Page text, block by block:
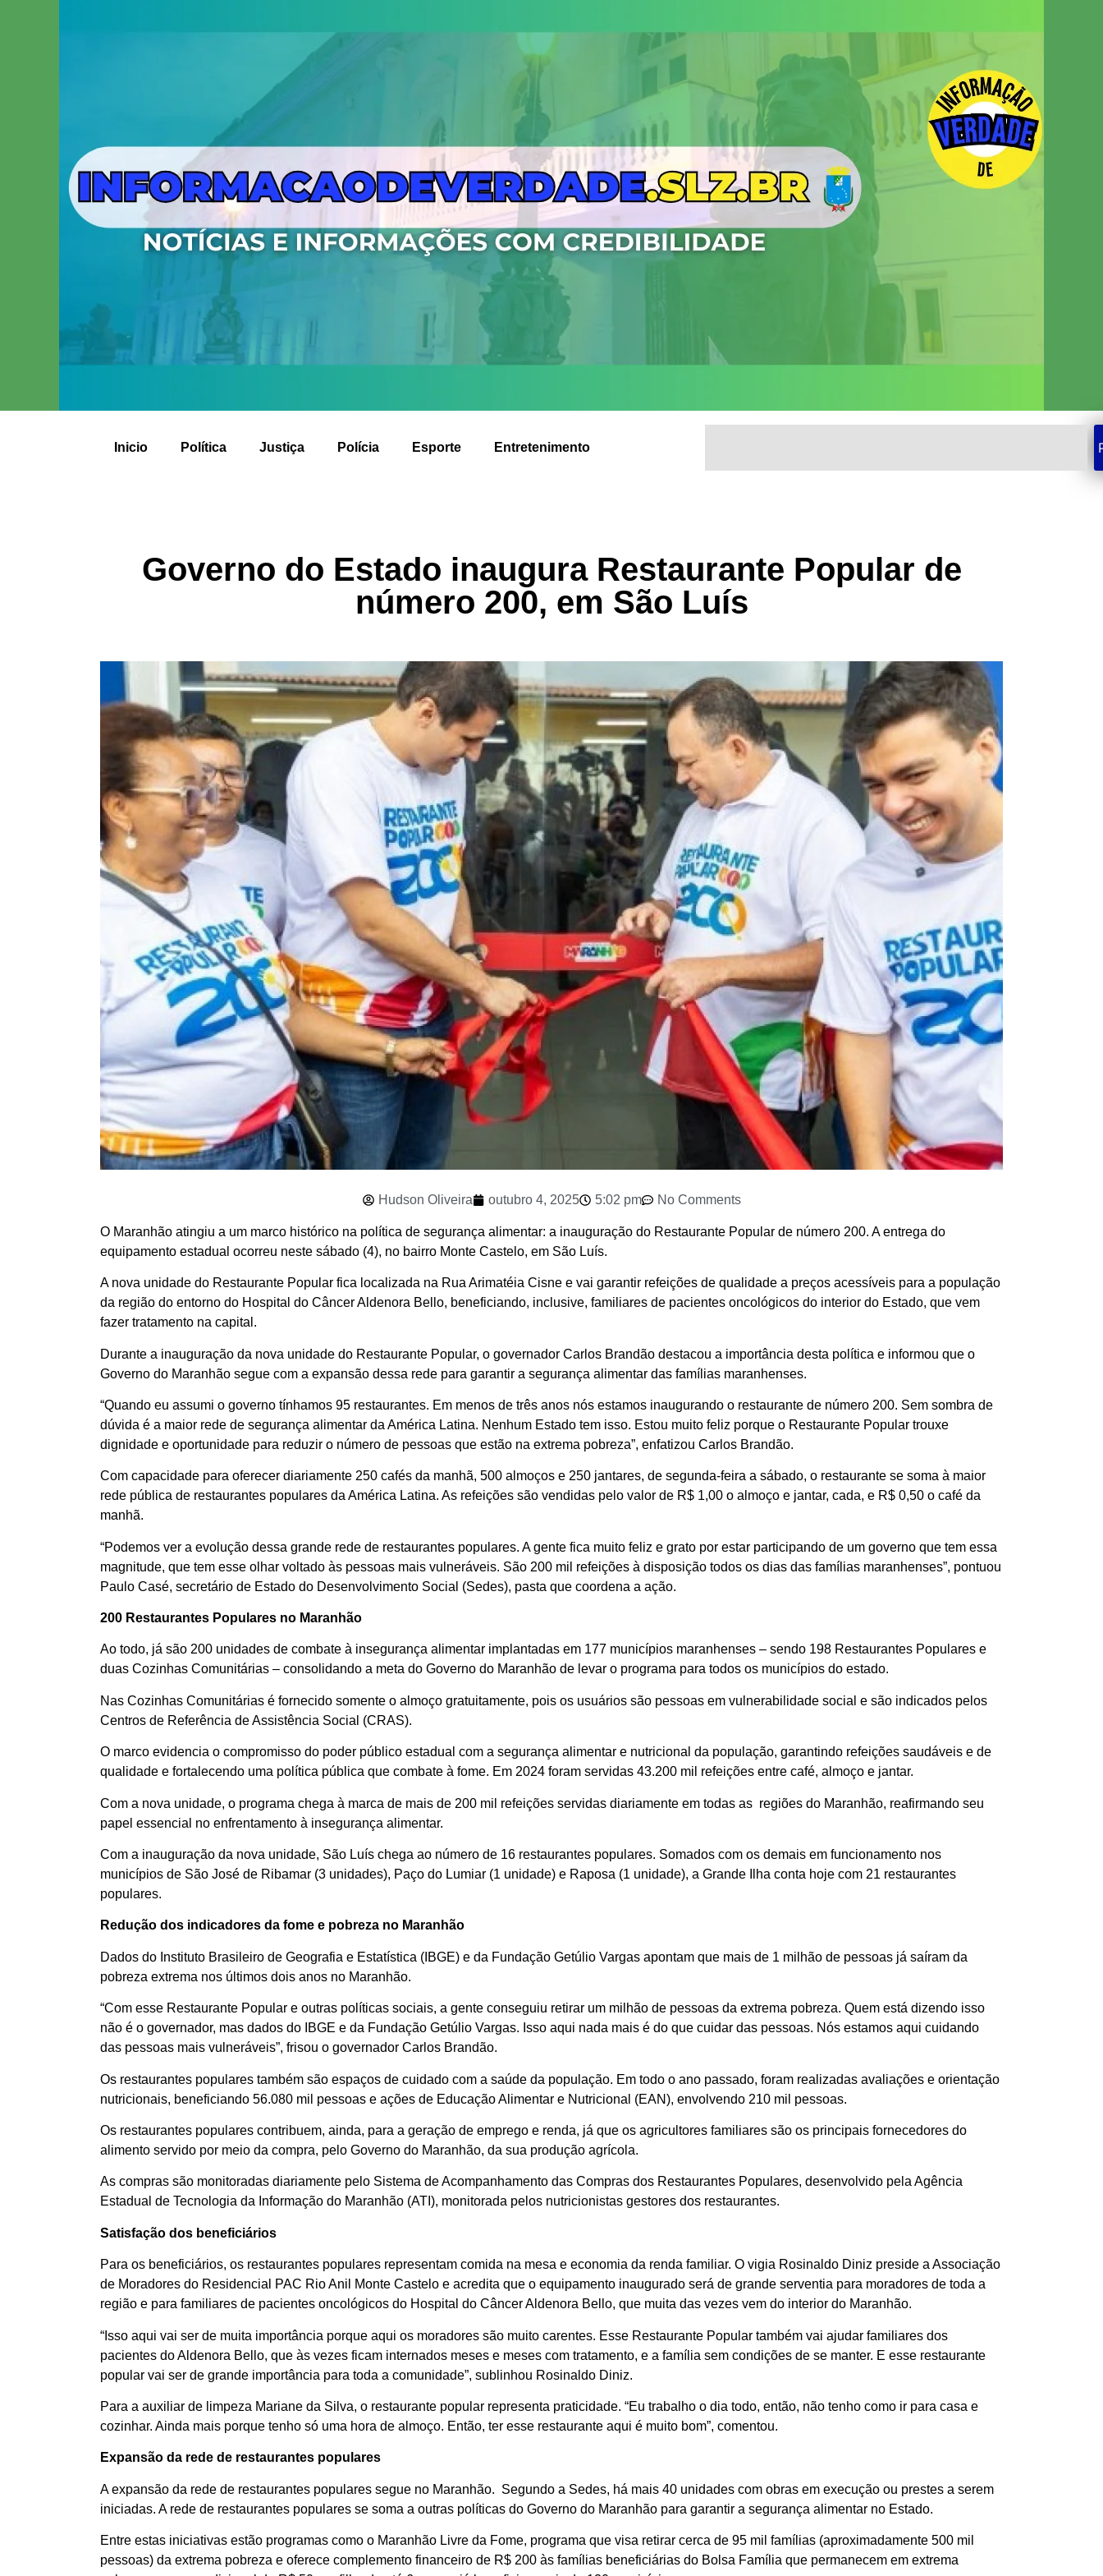
Inicio Política Justiça Polícia Esporte Entretenimento
Governo do Estado inaugura Restaurante Popular de
número 200, em São Luís
Hudson Oliveira outubro 4, 2025 5:02 pm No Comments
O Maranhão atingiu a um marco histórico na política de segurança alimentar: a inauguração do Restaurante Popular de número 200. A entrega do
equipamento estadual ocorreu neste sábado (4), no bairro Monte Castelo, em São Luís.
A nova unidade do Restaurante Popular fica localizada na Rua Arimatéia Cisne e vai garantir refeições de qualidade a preços acessíveis para a população
da região do entorno do Hospital do Câncer Aldenora Bello, beneficiando, inclusive, familiares de pacientes oncológicos do interior do Estado, que vem
fazer tratamento na capital.
Durante a inauguração da nova unidade do Restaurante Popular, o governador Carlos Brandão destacou a importância desta política e informou que o
Governo do Maranhão segue com a expansão dessa rede para garantir a segurança alimentar das famílias maranhenses.
“Quando eu assumi o governo tínhamos 95 restaurantes. Em menos de três anos nós estamos inaugurando o restaurante de número 200. Sem sombra de
dúvida é a maior rede de segurança alimentar da América Latina. Nenhum Estado tem isso. Estou muito feliz porque o Restaurante Popular trouxe
dignidade e oportunidade para reduzir o número de pessoas que estão na extrema pobreza”, enfatizou Carlos Brandão.
Com capacidade para oferecer diariamente 250 cafés da manhã, 500 almoços e 250 jantares, de segunda-feira a sábado, o restaurante se soma à maior
rede pública de restaurantes populares da América Latina. As refeições são vendidas pelo valor de R$ 1,00 o almoço e jantar, cada, e R$ 0,50 o café da
manhã.
“Podemos ver a evolução dessa grande rede de restaurantes populares. A gente fica muito feliz e grato por estar participando de um governo que tem essa
magnitude, que tem esse olhar voltado às pessoas mais vulneráveis. São 200 mil refeições à disposição todos os dias das famílias maranhenses”, pontuou
Paulo Casé, secretário de Estado do Desenvolvimento Social (Sedes), pasta que coordena a ação.
200 Restaurantes Populares no Maranhão
Ao todo, já são 200 unidades de combate à insegurança alimentar implantadas em 177 municípios maranhenses – sendo 198 Restaurantes Populares e
duas Cozinhas Comunitárias – consolidando a meta do Governo do Maranhão de levar o programa para todos os municípios do estado.
Nas Cozinhas Comunitárias é fornecido somente o almoço gratuitamente, pois os usuários são pessoas em vulnerabilidade social e são indicados pelos
Centros de Referência de Assistência Social (CRAS).
O marco evidencia o compromisso do poder público estadual com a segurança alimentar e nutricional da população, garantindo refeições saudáveis e de
qualidade e fortalecendo uma política pública que combate à fome. Em 2024 foram servidas 43.200 mil refeições entre café, almoço e jantar.
Com a nova unidade, o programa chega à marca de mais de 200 mil refeições servidas diariamente em todas as regiões do Maranhão, reafirmando seu
papel essencial no enfrentamento à insegurança alimentar.
Com a inauguração da nova unidade, São Luís chega ao número de 16 restaurantes populares. Somados com os demais em funcionamento nos
municípios de São José de Ribamar (3 unidades), Paço do Lumiar (1 unidade) e Raposa (1 unidade), a Grande Ilha conta hoje com 21 restaurantes
populares.
Redução dos indicadores da fome e pobreza no Maranhão
Dados do Instituto Brasileiro de Geografia e Estatística (IBGE) e da Fundação Getúlio Vargas apontam que mais de 1 milhão de pessoas já saíram da
pobreza extrema nos últimos dois anos no Maranhão.
“Com esse Restaurante Popular e outras políticas sociais, a gente conseguiu retirar um milhão de pessoas da extrema pobreza. Quem está dizendo isso
não é o governador, mas dados do IBGE e da Fundação Getúlio Vargas. Isso aqui nada mais é do que cuidar das pessoas. Nós estamos aqui cuidando
das pessoas mais vulneráveis”, frisou o governador Carlos Brandão.
Os restaurantes populares também são espaços de cuidado com a saúde da população. Em todo o ano passado, foram realizadas avaliações e orientação
nutricionais, beneficiando 56.080 mil pessoas e ações de Educação Alimentar e Nutricional (EAN), envolvendo 210 mil pessoas.
Os restaurantes populares contribuem, ainda, para a geração de emprego e renda, já que os agricultores familiares são os principais fornecedores do
alimento servido por meio da compra, pelo Governo do Maranhão, da sua produção agrícola.
As compras são monitoradas diariamente pelo Sistema de Acompanhamento das Compras dos Restaurantes Populares, desenvolvido pela Agência
Estadual de Tecnologia da Informação do Maranhão (ATI), monitorada pelos nutricionistas gestores dos restaurantes.
Satisfação dos beneficiários
Para os beneficiários, os restaurantes populares representam comida na mesa e economia da renda familiar. O vigia Rosinaldo Diniz preside a Associação
de Moradores do Residencial PAC Rio Anil Monte Castelo e acredita que o equipamento inaugurado será de grande serventia para moradores de toda a
região e para familiares de pacientes oncológicos do Hospital do Câncer Aldenora Bello, que muita das vezes vem do interior do Maranhão.
“Isso aqui vai ser de muita importância porque aqui os moradores são muito carentes. Esse Restaurante Popular também vai ajudar familiares dos
pacientes do Aldenora Bello, que às vezes ficam internados meses e meses com tratamento, e a família sem condições de se manter. E esse restaurante
popular vai ser de grande importância para toda a comunidade”, sublinhou Rosinaldo Diniz.
Para a auxiliar de limpeza Mariane da Silva, o restaurante popular representa praticidade. “Eu trabalho o dia todo, então, não tenho como ir para casa e
cozinhar. Ainda mais porque tenho só uma hora de almoço. Então, ter esse restaurante aqui é muito bom”, comentou.
Expansão da rede de restaurantes populares
A expansão da rede de restaurantes populares segue no Maranhão. Segundo a Sedes, há mais 40 unidades com obras em execução ou prestes a serem
iniciadas. A rede de restaurantes populares se soma a outras políticas do Governo do Maranhão para garantir a segurança alimentar no Estado.
Entre estas iniciativas estão programas como o Maranhão Livre da Fome, programa que visa retirar cerca de 95 mil famílias (aproximadamente 500 mil
pessoas) da extrema pobreza e oferece complemento financeiro de R$ 200 às famílias beneficiárias do Bolsa Família que permanecem em extrema